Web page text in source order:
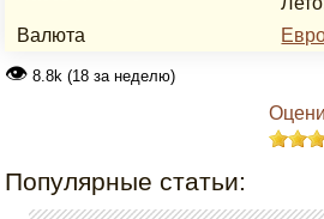
Валюта
👁 8.8k (18 за неделю)
Популярные статьи: